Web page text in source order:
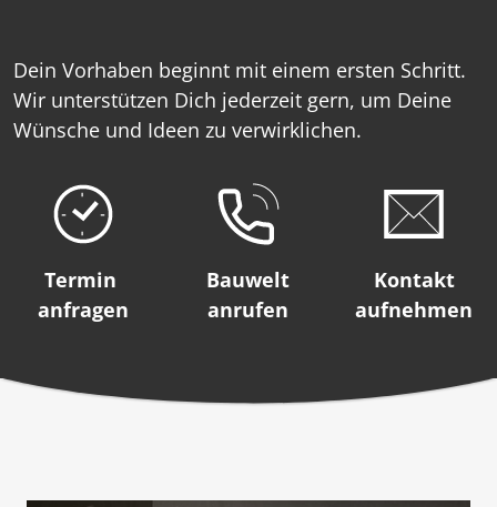
Dein Vorhaben beginnt mit einem ersten Schritt.
Wir unterstützen Dich jederzeit gern, um Deine
Wünsche und Ideen zu verwirklichen.
Termin
anfragen
Bauwelt
anrufen
Kontakt
aufnehmen